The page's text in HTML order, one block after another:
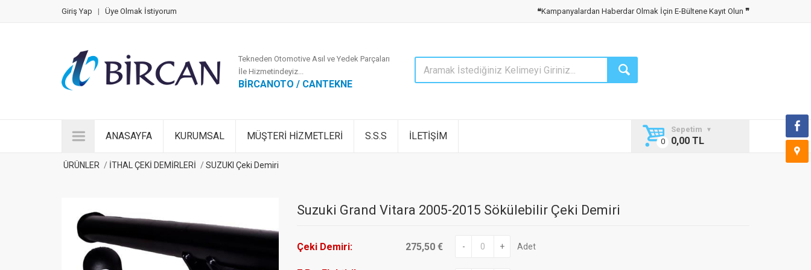
Giriş Yap | Üye Olmak İstiyorum ❝Kampanyalardan Haberdar Olmak İçin E-Bültene Kayıt Olun ❞
Tekneden Otomotive Asıl ve Yedek Parçaları
İle Hizmetindeyiz...
BİRCANOTO / CANTEKNE
ANASAYFA KURUMSAL MÜŞTERİ HİZMETLERİ S.S.S İLETİŞİM
Sepetim
0,00 TL
ÜRÜNLER İTHAL ÇEKİ DEMİRLERİ SUZUKI Çeki Demiri
Suzuki Grand Vitara 2005-2015 Sökülebilir Çeki Demiri
Çeki Demiri: 275,50 € - + Adet